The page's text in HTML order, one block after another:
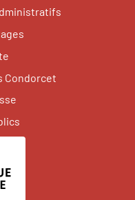
Condorcet